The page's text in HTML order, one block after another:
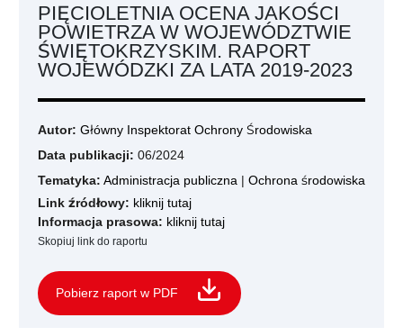
PIĘCIOLETNIA OCENA JAKOŚCI
POWIETRZA W WOJEWÓDZTWIE
ŚWIĘTOKRZYSKIM. RAPORT
WOJEWÓDZKI ZA LATA 2019-2023
Autor: Główny Inspektorat Ochrony Środowiska
Data publikacji: 06/2024
Tematyka: Administracja publiczna | Ochrona środowiska
Link źródłowy: kliknij tutaj
Informacja prasowa: kliknij tutaj
Skopiuj link do raportu
Pobierz raport w PDF